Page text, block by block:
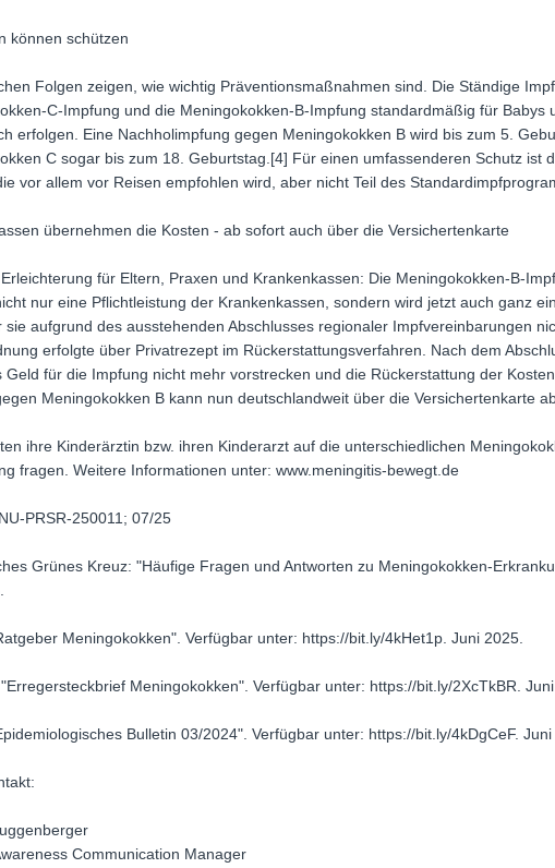
können schützen
Folgen zeigen, wie wichtig Präventionsmaßnahmen sind. Die Ständige
C-Impfung und die Meningokokken-B-Impfung standardmäßig für Babys
erfolgen. Eine Nachholimpfung gegen Meningokokken B wird bis zum 5.
C sogar bis zum 18. Geburtstag.[4] Für einen umfassenderen Schutz ist
vor allem vor Reisen empfohlen wird, aber nicht Teil des
übernehmen die Kosten - ab sofort auch über die Versichertenkarte
für Eltern, Praxen und Krankenkassen: Die Meningokokken-B-
nur eine Pflichtleistung der Krankenkassen, sondern wird jetzt auch ganz
sie aufgrund des ausstehenden Abschlusses regionaler Impfvereinbarungen
erfolgte über Privatrezept im Rückerstattungsverfahren. Nach dem
Geld für die Impfung nicht mehr vorstrecken und die Rückerstattung der
Meningokokken B kann nun deutschlandweit über die Versichertenkarte
ihre Kinderärztin bzw. ihren Kinderarzt auf die unterschiedlichen
fragen. Weitere Informationen unter: www.meningitis-bewegt.de
PRSR-250011; 07/25
Grünes Kreuz: "Häufige Fragen und Antworten zu Meningokokken-
Meningokokken". Verfügbar unter: https://bit.ly/4kHet1p. Juni 2025.
Meningokokken". Verfügbar unter: https://bit.ly/2XcTkBR. Juni
Bulletin 03/2024". Verfügbar unter: https://bit.ly/4kDgCeF. Juni
Communication Manager